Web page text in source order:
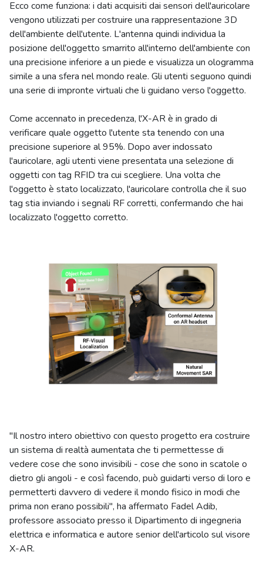
Ecco come funziona: i dati acquisiti dai sensori dell'auricolare
vengono utilizzati per costruire una rappresentazione 3D
dell'ambiente dell'utente. L'antenna quindi individua la
posizione dell'oggetto smarrito all'interno dell'ambiente con
una precisione inferiore a un piede e visualizza un ologramma
simile a una sfera nel mondo reale. Gli utenti seguono quindi
una serie di impronte virtuali che li guidano verso l'oggetto.
Come accennato in precedenza, l'X-AR è in grado di
verificare quale oggetto l'utente sta tenendo con una
precisione superiore al 95%. Dopo aver indossato
l'auricolare, agli utenti viene presentata una selezione di
oggetti con tag RFID tra cui scegliere. Una volta che
l'oggetto è stato localizzato, l'auricolare controlla che il suo
tag stia inviando i segnali RF corretti, confermando che hai
localizzato l'oggetto corretto.
"Il nostro intero obiettivo con questo progetto era costruire
un sistema di realtà aumentata che ti permettesse di
vedere cose che sono invisibili - cose che sono in scatole o
dietro gli angoli - e così facendo, può guidarti verso di loro e
permetterti davvero di vedere il mondo fisico in modi che
prima non erano possibili", ha affermato Fadel Adib,
professore associato presso il Dipartimento di ingegneria
elettrica e informatica e autore senior dell'articolo sul visore
X-AR.